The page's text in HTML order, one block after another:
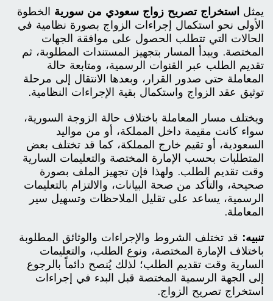
يمثل استخراج تصريح زواج سعودي من سورية الخطوة
الأولى نحو استكمال إجراءات الزواج بصورة نظامية في
الحالات التي تتطلب الحصول على موافقة الجهات
المختصة. ويبدأ المسار بتجهيز المستندات المطلوبة، ثم
تقديم الطلب عبر القنوات الرسمية، ومتابعة حالة
المعاملة حتى صدور القرار، وبعدها الانتقال إلى مرحلة
توثيق عقد الزواج واستكمال بقية الإجراءات النظامية.
ويختلف مسار المعاملة باختلاف حالة الزوجة السورية،
سواء كانت مقيمة داخل المملكة، أو من مواليد
السعودية، أو تقيم خارج المملكة، كما قد تختلف بعض
المتطلبات بحسب الإمارة المختصة والتعليمات السارية
وقت تقديم الطلب. ولهذا فإن تجهيز الملف بصورة
صحيحة، والتأكد من صحة البيانات، والالتزام بالتعليمات
الرسمية، يساعد على تقليل الملاحظات وتسهيل سير
المعاملة.
تنبيه: قد تختلف الشروط والإجراءات والوثائق المطلوبة
باختلاف الإمارة المختصة، ونوع الطلب، والتعليمات
السارية وقت تقديم الطلب؛ لذلك يُنصح دائماً بالرجوع
إلى الجهة الرسمية المختصة قبل البدء في إجراءات
استخراج تصريح الزواج.